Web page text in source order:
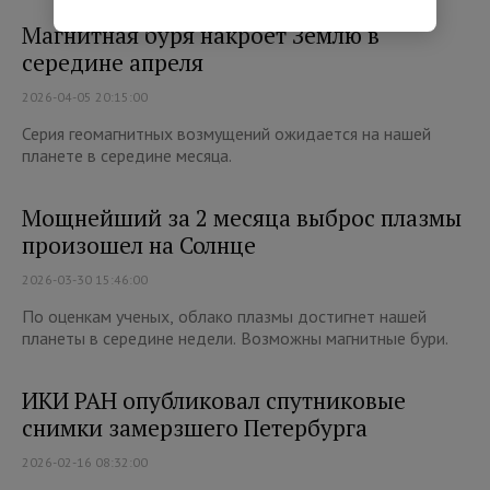
Магнитная буря накроет Землю в
середине апреля
2026-04-05 20:15:00
Серия геомагнитных возмущений ожидается на нашей
планете в середине месяца.
Мощнейший за 2 месяца выброс плазмы
произошел на Солнце
2026-03-30 15:46:00
По оценкам ученых, облако плазмы достигнет нашей
планеты в середине недели. Возможны магнитные бури.
ИКИ РАН опубликовал спутниковые
снимки замерзшего Петербурга
2026-02-16 08:32:00